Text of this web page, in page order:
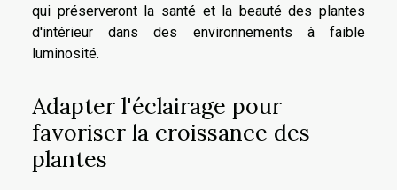
qui préserveront la santé et la beauté des plantes
d'intérieur dans des environnements à faible
luminosité.
Adapter l'éclairage pour
favoriser la croissance des
plantes